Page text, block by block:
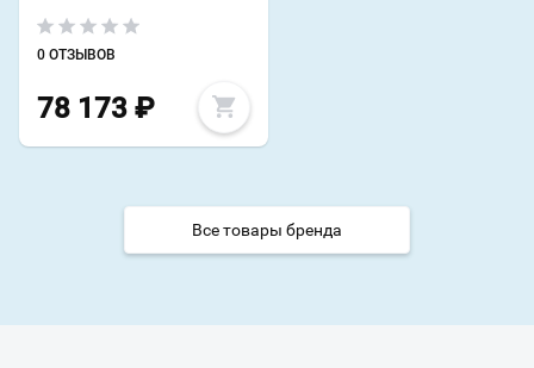
0 ОТЗЫВОВ
78 173 ₽
Все товары бренда